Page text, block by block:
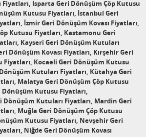
Fiyatları, Isparta Geri Dönüşüm Çöp Kutusu
Kutusu Fiyatları, İstanbul Geri
İzmir Geri Dönüşüm Kovası Fiyatları,
Kutusu Fiyatları, Kastamonu Geri
Kayseri Geri Dönüşüm Kutuları
Dönüşüm Kovası Fiyatları, Kırşehir Geri
Fiyatları, Kocaeli Geri Dönüşüm Kutusu
Kutuları Fiyatları, Kütahya Geri
Malatya Geri Dönüşüm Çöp Kutusu
Dönüşüm Kutusu Fiyatları,
Dönüşüm Kutuları Fiyatları, Mardin Geri
Muğla Geri Dönüşüm Çöp Kutusu
Kutusu Fiyatları, Nevşehir Geri
Niğde Geri Dönüşüm Kovası